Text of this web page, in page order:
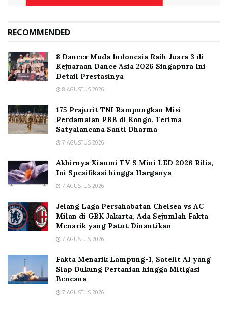
RECOMMENDED
8 Dancer Muda Indonesia Raih Juara 3 di
Kejuaraan Dance Asia 2026 Singapura Ini
Detail Prestasinya
8 AGUSTUS 2026
175 Prajurit TNI Rampungkan Misi
Perdamaian PBB di Kongo, Terima
Satyalancana Santi Dharma
7 AGUSTUS 2026
Akhirnya Xiaomi TV S Mini LED 2026 Rilis,
Ini Spesifikasi hingga Harganya
7 AGUSTUS 2026
Jelang Laga Persahabatan Chelsea vs AC
Milan di GBK Jakarta, Ada Sejumlah Fakta
Menarik yang Patut Dinantikan
7 AGUSTUS 2026
Fakta Menarik Lampung-1, Satelit AI yang
Siap Dukung Pertanian hingga Mitigasi
Bencana
7 AGUSTUS 2026